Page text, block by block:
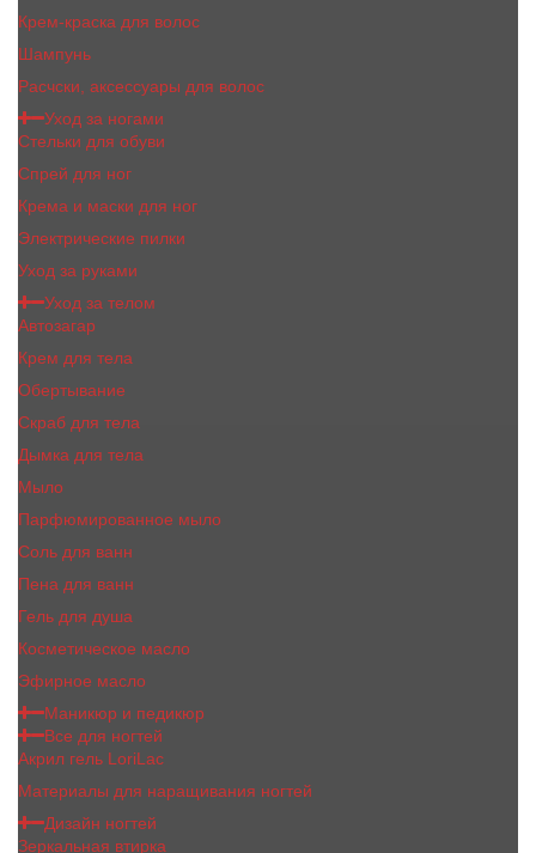
Крем-краска для волос
Шампунь
Расчски, аксессуары для волос
Уход за ногами
Стельки для обуви
Спрей для ног
Крема и маски для ног
Электрические пилки
Уход за руками
Уход за телом
Автозагар
Крем для тела
Обертывание
Скраб для тела
Дымка для тела
Мыло
Парфюмированное мыло
Соль для ванн
Пена для ванн
Гель для душа
Косметическое масло
Эфирное масло
Маникюр и педикюр
Все для ногтей
Акрил гель LoriLac
Материалы для наращивания ногтей
Дизайн ногтей
Зеркальная втирка